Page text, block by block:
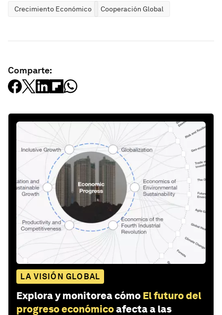
Crecimiento Económico Cooperación Global
Comparte:
LA VISIÓN GLOBAL
Explora y monitorea cómo El futuro del
progreso económicoafecta a las